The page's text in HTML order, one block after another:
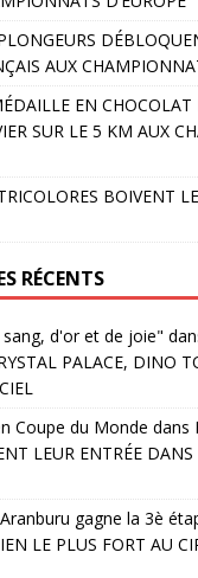
AUX
EN CHOCOLAT
SUR LE 5 KM AUX
BOIVENT
RÉCENTS
sang, d'or et de joie"
PALACE, DINO
Coupe du Monde dans
LEUR ENTRÉE
gagne la 3è
LE PLUS FORT AU